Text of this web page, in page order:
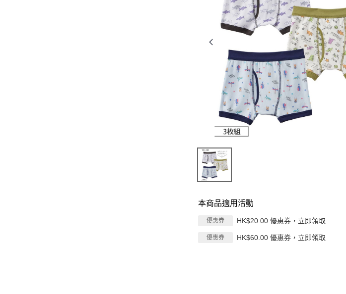
本商品適用活動
優惠券 HK$20.00 優惠券，立即領取
優惠券 HK$60.00 優惠券，立即領取